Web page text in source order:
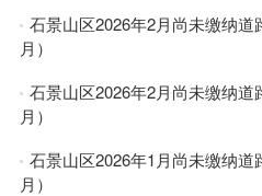
石景山区2026年2月尚未缴纳
月）
石景山区2026年2月尚未缴纳
月）
石景山区2026年1月尚未缴纳
月）